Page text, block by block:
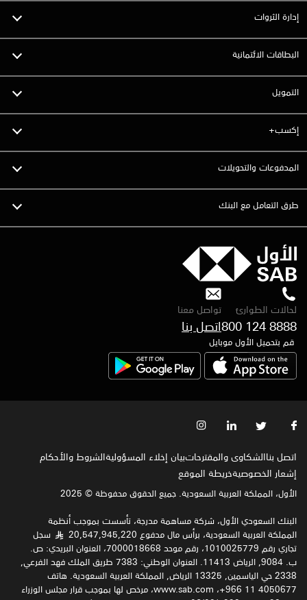
إدارة الثروات
البطاقات الائتمانية
التمويل
إكسب+
المدفوعات والتحويلات
طرق التعامل مع البنك
لحالات الطوارئ
800 124 8888
تواصل معنا
اتصل بنا
قم بتحميل الأول موبايل
اتصل بناالشكاوى والمقترحاتبيان إخلاء المسؤوليةالشروط والأحكام
إشعار الخصوصية‍خريطة الموقع
الأول، المملكة العربية السعودية. جميع الحقوق محفوظة © 2025
البنك السعودي الأول، شركة مساهمة مدرجة، تأسست بموجب أنظمة
المملكة العربية السعودية، برأس مال مدفوع 20,547,945,220
§
سجل
تجاري رقم 1010025779، رقم موحد 7000018668، العنوان البريدي: ص.
ب. 9084, الرياض 11413. العنوان الوطني: 7383 طريق الملك فهد الفرعي,
2338 حي الياسمين, 13325 الرياض, المملكة العربية السعودية. هاتف
4050677 11 966+، www.sab.com، مرخص لها بموجب قرار مجلس الوزراء